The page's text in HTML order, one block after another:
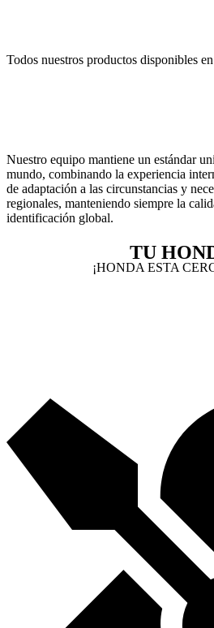
Todos nuestros productos disponibles en
Nuestro equipo mantiene un estándar
mundo, combinando la experiencia
de adaptación a las circunstancias y
regionales, manteniendo siempre la
identificación global.
TU
¡HONDA ESTA